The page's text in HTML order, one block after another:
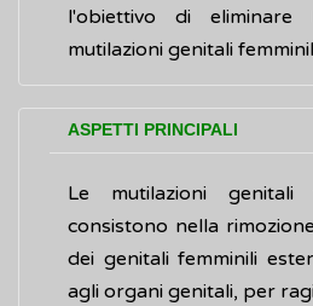
l'obiettivo di
mutilazioni genitali
ASPETTI PRINCIPALI
Le mutilazioni genitali
consistono nella
dei genitali femminili
agli organi genitali, per